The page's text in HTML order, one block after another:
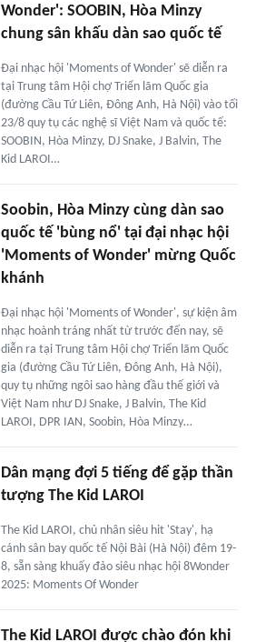
Wonder': SOOBIN, Hòa Minzy
chung sân khấu dàn sao quốc tế
Đại nhạc hội 'Moments of Wonder' sẽ diễn ra
tại Trung tâm Hội chợ Triển lãm Quốc gia
(đường Cầu Tứ Liên, Đông Anh, Hà Nội) vào tối
23/8 quy tụ các nghệ sĩ Việt Nam và quốc tế:
SOOBIN, Hòa Minzy, DJ Snake, J Balvin, The
Kid LAROI…
Soobin, Hòa Minzy cùng dàn sao
quốc tế 'bùng nổ' tại đại nhạc hội
'Moments of Wonder' mừng Quốc
khánh
Đại nhạc hội 'Moments of Wonder', sự kiện âm
nhạc hoành tráng nhất từ trước đến nay, sẽ
diễn ra tại Trung tâm Hội chợ Triển lãm Quốc
gia (đường Cầu Tứ Liên, Đông Anh, Hà Nội),
quy tụ những ngôi sao hàng đầu thế giới và
Việt Nam như DJ Snake, J Balvin, The Kid
LAROI, DPR IAN, Soobin, Hòa Minzy…
Dân mạng đợi 5 tiếng để gặp thần
tượng The Kid LAROI
The Kid LAROI, chủ nhân siêu hit 'Stay', hạ
cánh sân bay quốc tế Nội Bài (Hà Nội) đêm 19-
8, sẵn sàng khuấy đảo siêu nhạc hội 8Wonder
2025: Moments Of Wonder
The Kid LAROI được chào đón khi